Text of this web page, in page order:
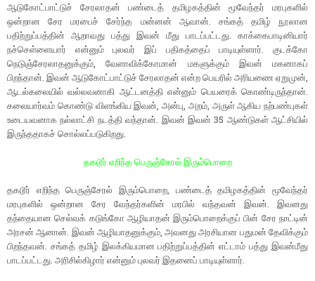
ஆடுகோட்பாட்டுச் சேரலாதன் பண்டைத் தமிழகத்தின் மூவேந்தர் மரபுகளில்
ஒன்றான சேர மரபைச் சேர்ந்த மன்னன் ஆவான். சங்கத் தமிழ் நூலான
பதிற்றுப்பத்தின் ஆறாவது பத்து இவன் மீது பாடப்பட்டது. காக்கைபாடினியார்
நச்செள்ளையார் என்னும் புலவர் இப் பதிகத்தைப் பாடியுள்ளார். குடக்கோ
நெடுஞ்சேரலாதனுக்கும், வேளாவிக்கோமான் மகளுக்கும் இவன் மகனாகப்
பிறந்தான். இவன் ஆடுகோட்பாட்டுச் சேரலாதன் என்ற பெயரில் அரியணை ஏறுமுன்,
ஆடல்கலையில் வல்லவனாகி ஆட்டனத்தி என்னும் பெயரைக் கொண்டிருந்தான்.
கலையார்வம் கொண்டு விளங்கிய இவன், அன்பு, அறம், அருள் ஆகிய நற்பண்புகள்
உடையவனாக நல்லாட்சி நடத்தி வந்தான். இவன் இவன் 35 ஆண்டுகள் ஆட்சியில்
இருந்ததாகச் சொல்லப்படுகிறது.
தகடூர் எறிந்த பெருஞ்சேரல் இரும்பொறை
தகடூர் எறிந்த பெருஞ்சேரல் இரும்பொறை, பண்டைத் தமிழகத்தின் மூவேந்தர்
மரபுகளில் ஒன்றான சேர வேந்தர்களின் மரபில் வந்தவன் இவன். இவனது
தந்தையான செல்வக் கடுங்கோ ஆழியாதன் இரும்பொறைக்குப் பின் சேர நாட்டின்
அரசன் ஆனான். இவன் ஆழியாதனுக்கும், அவனது அரசியான பதுமன் தேவிக்கும்
பிறந்தவன். சங்கத் தமிழ் இலக்கியமான பதிற்றுப்பத்தின் எட்டாம் பத்து இவன்மீது
பாடப்பட்டது. அரிசில்கிழார் என்னும் புலவர் இதனைப் பாடியுள்ளார்.